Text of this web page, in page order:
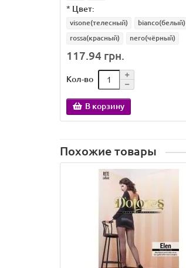
* Цвет:
visone(телесный)
bianco(белый)
rossa(красный)
nero(чёрный)
117.94 грн.
Кол-во
В корзину
Похожие товары